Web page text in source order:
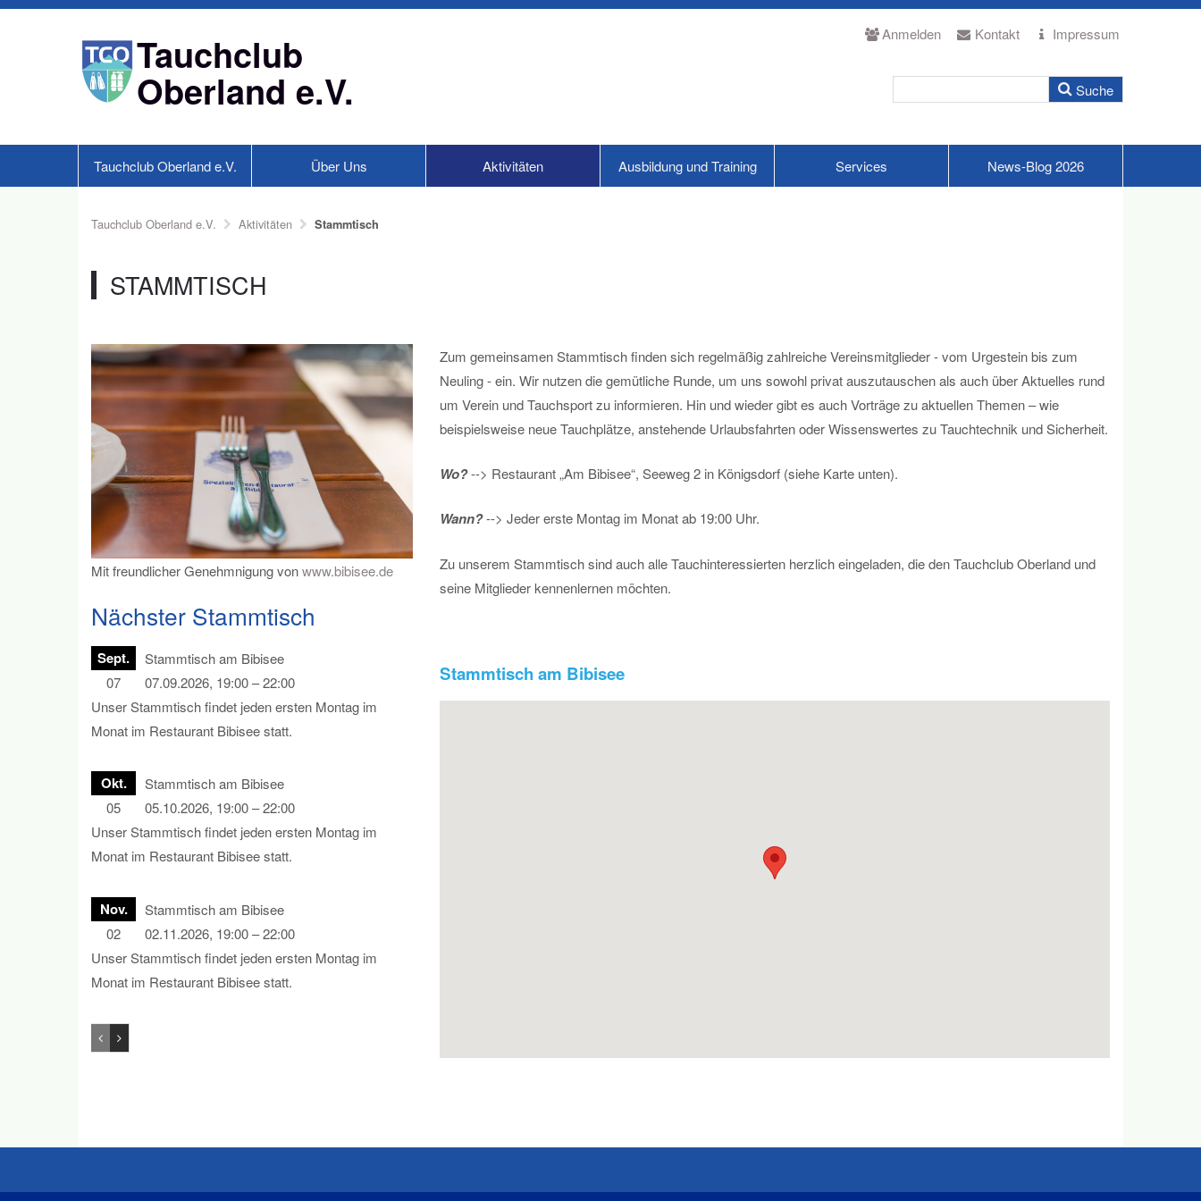
Tauchclub
Oberland e.V.
Anmelden Kontakt Impressum
Tauchclub Oberland e.V. Über Uns Aktivitäten Ausbildung und Training Services News-Blog 2026
Tauchclub Oberland e.V. Aktivitäten Stammtisch
STAMMTISCH
Mit freundlicher Genehmnigung vonwww.bibisee.de
Nächster Stammtisch
Sept.
07
Stammtisch am Bibisee
07.09.2026, 19:00 – 22:00
Unser Stammtisch findet jeden ersten Montag im
Monat im Restaurant Bibisee statt.
Okt.
05
Stammtisch am Bibisee
05.10.2026, 19:00 – 22:00
Unser Stammtisch findet jeden ersten Montag im
Monat im Restaurant Bibisee statt.
Nov.
02
Stammtisch am Bibisee
02.11.2026, 19:00 – 22:00
Unser Stammtisch findet jeden ersten Montag im
Monat im Restaurant Bibisee statt.
Zum gemeinsamen Stammtisch finden sich regelmäßig zahlreiche Vereinsmitglieder - vom Urgestein bis zum
Neuling - ein. Wir nutzen die gemütliche Runde, um uns sowohl privat auszutauschen als auch über Aktuelles rund
um Verein und Tauchsport zu informieren. Hin und wieder gibt es auch Vorträge zu aktuellen Themen – wie
beispielsweise neue Tauchplätze, anstehende Urlaubsfahrten oder Wissenswertes zu Tauchtechnik und Sicherheit.
Wo?--> Restaurant „Am Bibisee“, Seeweg 2 in Königsdorf (siehe Karte unten).
Wann?--> Jeder erste Montag im Monat ab 19:00 Uhr.
Zu unserem Stammtisch sind auch alle Tauchinteressierten herzlich eingeladen, die den Tauchclub Oberland und
seine Mitglieder kennenlernen möchten.
Stammtisch am Bibisee